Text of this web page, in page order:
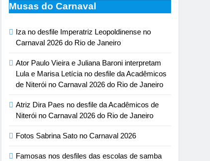
Musas do Carnaval
Iza no desfile Imperatriz Leopoldinense no
Carnaval 2026 do Rio de Janeiro
Ator Paulo Vieira e Juliana Baroni interpretam
Lula e Marisa Letícia no desfile da Acadêmicos
de Niterói no Carnaval 2026 do Rio de Janeiro
Atriz Dira Paes no desfile da Acadêmicos de
Niterói no Carnaval 2026 do Rio de Janeiro
Fotos Sabrina Sato no Carnaval 2026
Famosas nos desfiles das escolas de samba